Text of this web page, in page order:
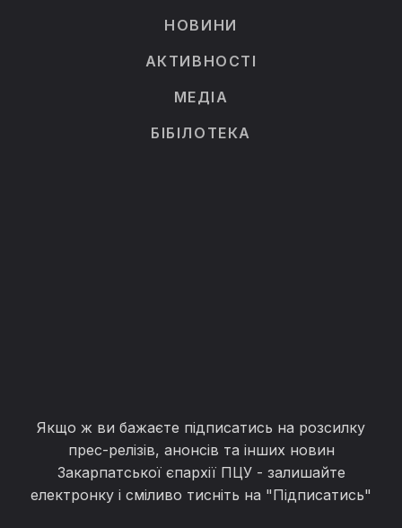
НОВИНИ
АКТИВНОСТІ
МЕДІА
БІБІЛОТЕКА
Якщо ж ви бажаєте підписатись на розсилку
прес-релізів, анонсів та інших новин
Закарпатської єпархії ПЦУ - залишайте
електронку і сміливо тисніть на "Підписатись"